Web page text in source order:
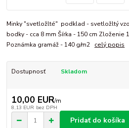
Minky "svetložlté" podklad - svetložltý
bodky - cca 8 mm Šírka - 150 cm
Poznámka gramáž - 140 g/m2 celý popis
Dostupnosť Skladom
10,00 EUR/m
8,13 EUR bez DPH
Pridať do košíka